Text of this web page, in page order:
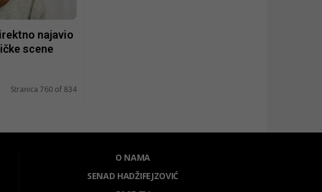
najavio
scene
Stranica 760 of 834
O NAMA
SENAD HADŽIFEJZOVIĆ